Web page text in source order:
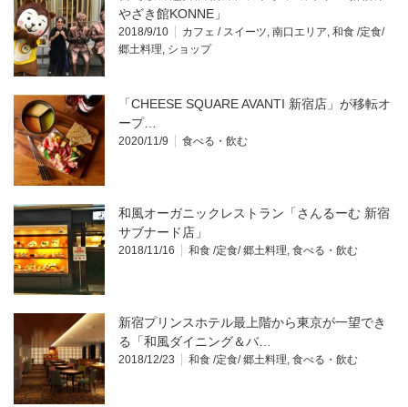
やざき館KONNE」
2018/9/10 カフェ / スイーツ, 南口エリア, 和食 /定食/
郷土料理, ショップ
「CHEESE SQUARE AVANTI 新宿店」が移転オ
ープ…
2020/11/9 食べる・飲む
和風オーガニックレストラン「さんるーむ 新宿
サブナード店」
2018/11/16 和食 /定食/ 郷土料理, 食べる・飲む
新宿プリンスホテル最上階から東京が一望でき
る「和風ダイニング＆バ…
2018/12/23 和食 /定食/ 郷土料理, 食べる・飲む